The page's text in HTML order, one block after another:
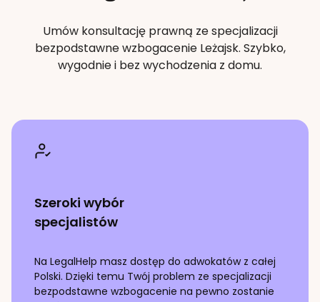
Umów konsultację prawną ze specjalizacji
bezpodstawne wzbogacenieLeżajsk. Szybko,
wygodnie i bez wychodzenia z domu.
Szeroki wybór
specjalistów
Na LegalHelp masz dostęp do adwokatów z całej
Polski. Dzięki temu Twój problem ze specjalizacji
bezpodstawne wzbogacenie na pewno zostanie